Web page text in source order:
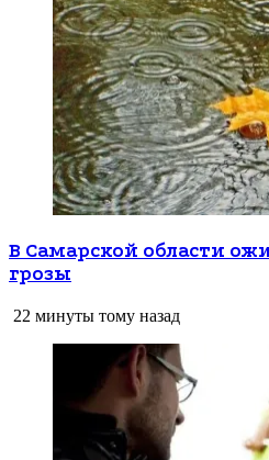
В Самарской области
грозы